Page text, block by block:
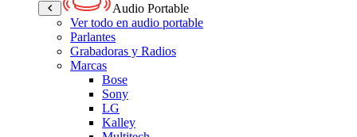
Audio Portable
Ver todo en audio portable
Parlantes
Grabadoras y Radios
Marcas
Bose
Sony
LG
Kalley